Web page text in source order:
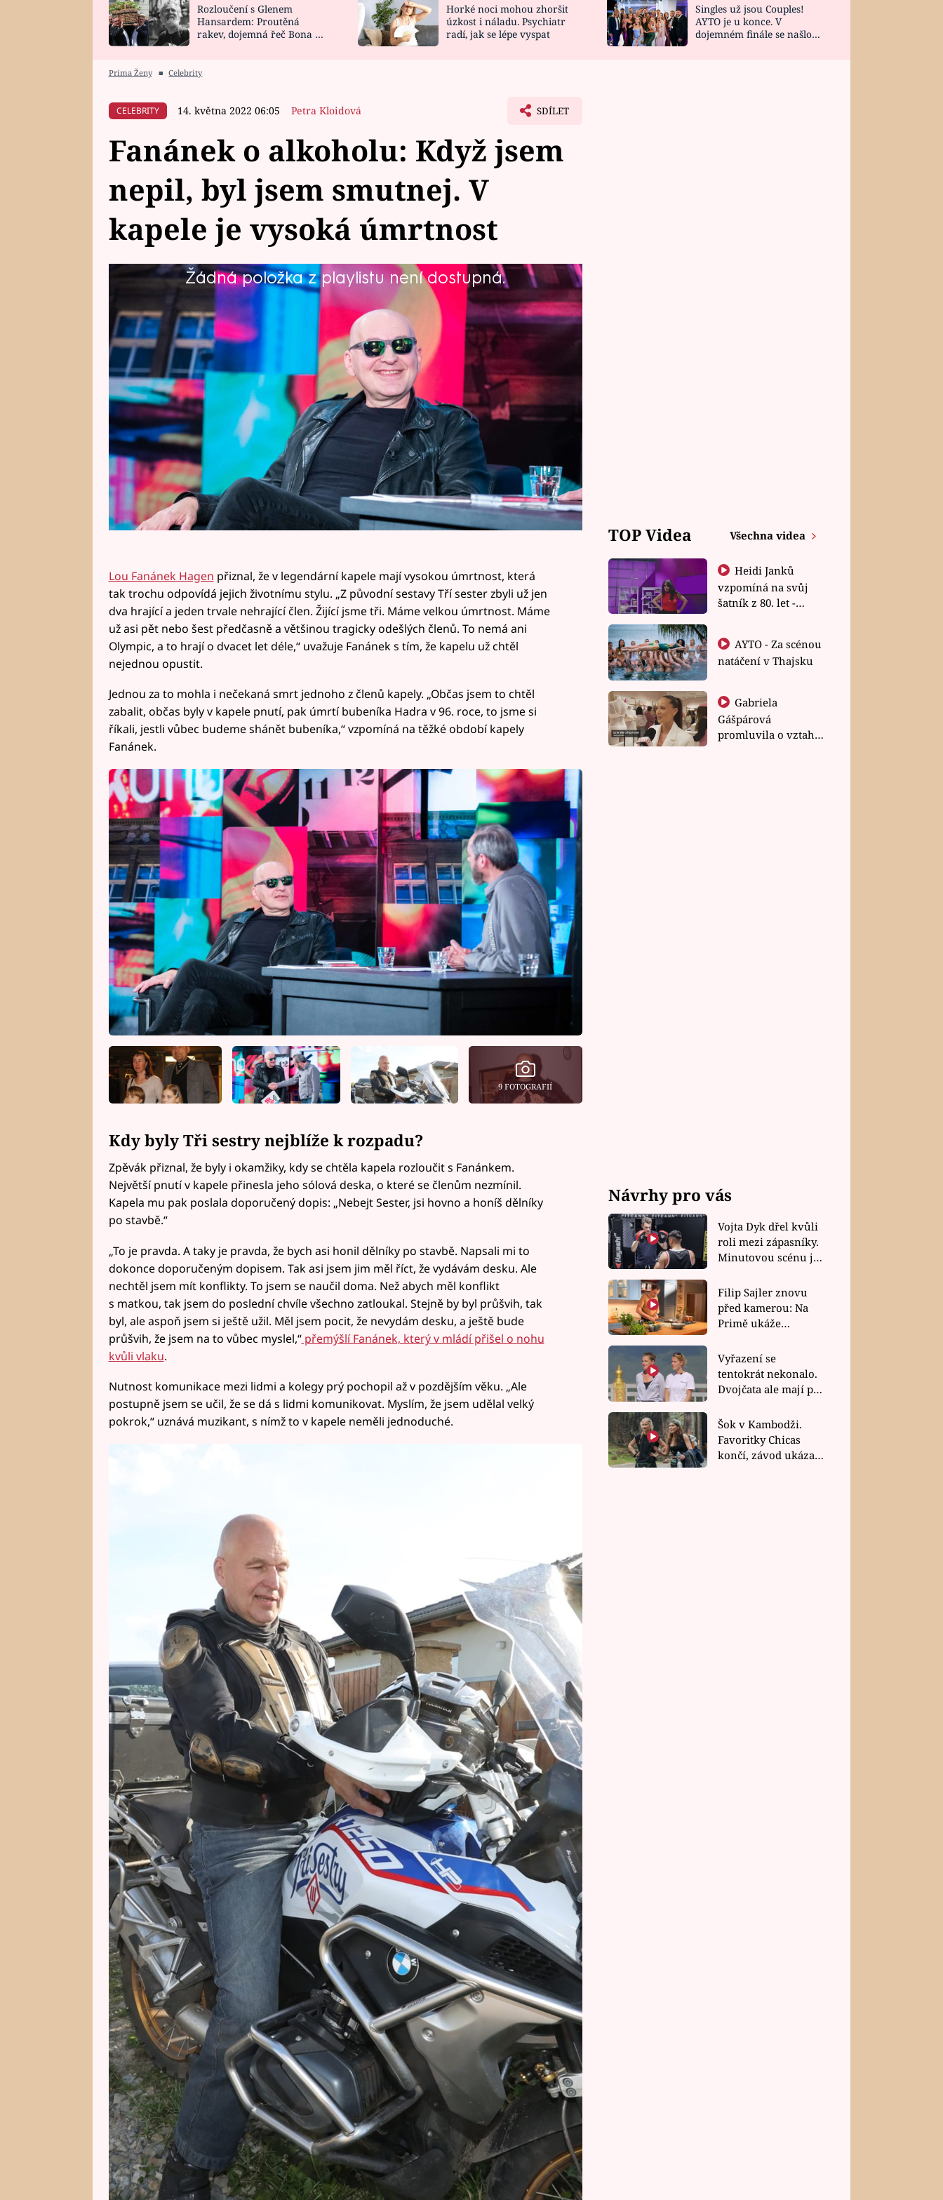
HOROSKOP NA
CELEBRITY
VAŘENÍ
NOVINKY
VIDEORECEPTY
ZAHRADA
DESIGN
Rozloučení s Glenem
Hansardem: Proutěná
rakev, dojemná řeč Bona a
Horké noci mohou zhoršit
úzkost i náladu. Psychiatr
radí, jak se lépe vyspat
Singles už jsou Couples!
AYTO je u konce. V
dojemném finále se našlo
Prima Ženy ■ Celebrity
CELEBRITY 14. května 2022 06:05 Petra Kloidová SDÍLET
Fanánek o alkoholu: Když jsem
nepil, byl jsem smutnej. V
kapele je vysoká úmrtnost
Žádná položka z playlistu není dostupná.
Zpěvák kapely Tři sestry promluvil o smrti v kapele, a proč už nehodlá
abstinovat. Svět bez alkoholu je podle zpěváka nebarevný a smutný.
Lou Fanánek Hagen přiznal, že v legendární kapele mají vysokou úmrtnost, která
tak trochu odpovídá jejich životnímu stylu. „Z původní sestavy Tří sester zbyli už jen
dva hrající a jeden trvale nehrající člen. Žijící jsme tři. Máme velkou úmrtnost. Máme
už asi pět nebo šest předčasně a většinou tragicky odešlých členů. To nemá ani
Olympic, a to hrají o dvacet let déle,“ uvažuje Fanánek s tím, že kapelu už chtěl
nejednou opustit.
Jednou za to mohla i nečekaná smrt jednoho z členů kapely. „Občas jsem to chtěl
zabalit, občas byly v kapele pnutí, pak úmrtí bubeníka Hadra v 96. roce, to jsme si
říkali, jestli vůbec budeme shánět bubeníka,“ vzpomíná na těžké období kapely
Fanánek.
9 FOTOGRAFIÍ
Kdy byly Tři sestry nejblíže k rozpadu?
Zpěvák přiznal, že byly i okamžiky, kdy se chtěla kapela rozloučit s Fanánkem.
Největší pnutí v kapele přinesla jeho sólová deska, o které se členům nezmínil.
Kapela mu pak poslala doporučený dopis: „Nebejt Sester, jsi hovno a honíš dělníky
po stavbě.“
„To je pravda. A taky je pravda, že bych asi honil dělníky po stavbě. Napsali mi to
dokonce doporučeným dopisem. Tak asi jsem jim měl říct, že vydávám desku. Ale
nechtěl jsem mít konflikty. To jsem se naučil doma. Než abych měl konflikt
s matkou, tak jsem do poslední chvíle všechno zatloukal. Stejně by byl průšvih, tak
byl, ale aspoň jsem si ještě užil. Měl jsem pocit, že nevydám desku, a ještě bude
průšvih, že jsem na to vůbec myslel,“přemýšlí Fanánek, který v mládí přišel o nohu
kvůli vlaku.
Nutnost komunikace mezi lidmi a kolegy prý pochopil až v pozdějším věku. „Ale
postupně jsem se učil, že se dá s lidmi komunikovat. Myslím, že jsem udělal velký
pokrok,“ uznává muzikant, s nímž to v kapele neměli jednoduché.
TOP Videa Všechna videa
Heidi Janků
vzpomíná na svůj
šatník z 80. let -
natáčení v Thajsku
Gabriela
Gášpárová
promluvila o vztahu
Návrhy pro vás
Vojta Dyk dřel kvůli
roli mezi zápasníky.
Minutovou scénu jel
Filip Sajler znovu
před kamerou: Na
Primě ukáže
rychlé recepty
Vyřazení se
tentokrát nekonalo.
Dvojčata ale mají po
závodu nůž na krku
Šok v Kambodži.
Favoritky Chicas
končí, závod ukázal